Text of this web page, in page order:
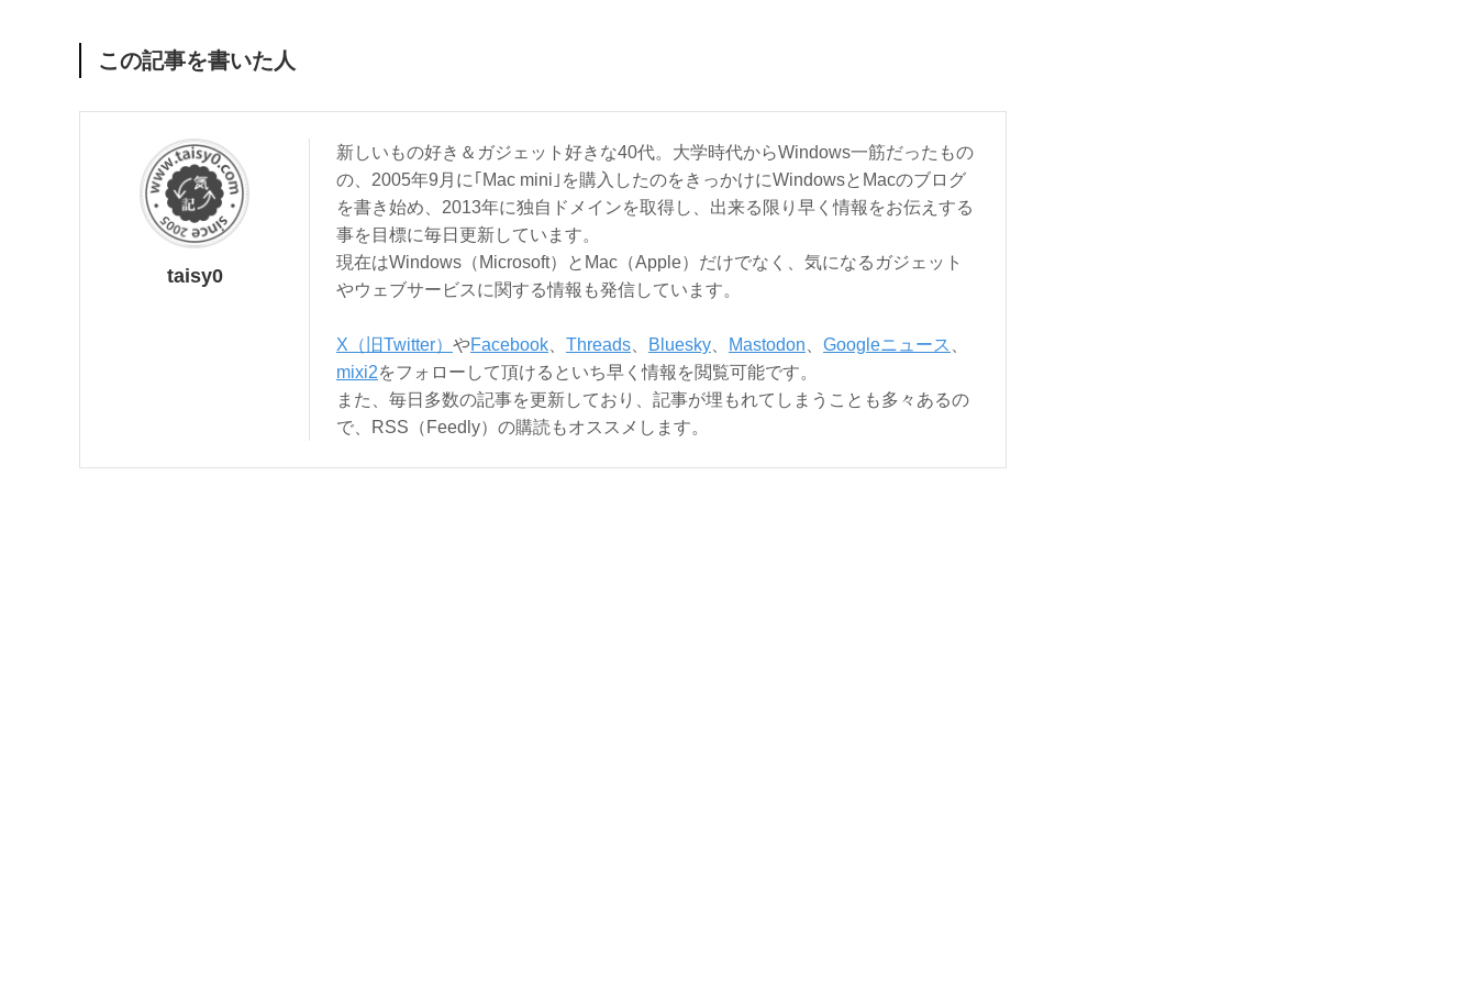
この記事を書いた人
taisy0
新しいもの好き＆ガジェット好きな40代。大学時代からWindows一筋だったもの
の、2005年9月に｢Mac mini｣を購入したのをきっかけにWindowsとMacのブログ
を書き始め、2013年に独自ドメインを取得し、出来る限り早く情報をお伝えする
事を目標に毎日更新しています。
現在はWindows（Microsoft）とMac（Apple）だけでなく、気になるガジェット
やウェブサービスに関する情報も発信しています。
X（旧Twitter） やFacebook Threads Bluesky Mastodon Googleニュース
mixi2をフォローして頂けるといち早く情報を閲覧可能です。
また、毎日多数の記事を更新しており、記事が埋もれてしまうことも多々あるの
で、RSS（Feedly）の購読もオススメします。